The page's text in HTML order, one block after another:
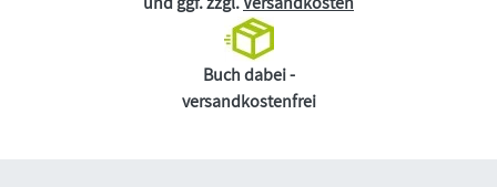
Buch dabei -
versandkostenfrei